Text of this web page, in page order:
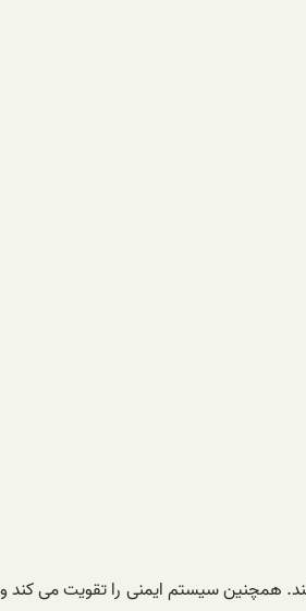
کند. همچنین سیستم ایمنی را تقویت می کند و